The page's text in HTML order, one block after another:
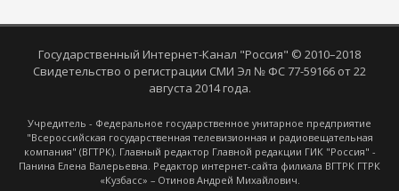
Государственный Интернет-Канал "Россия" © 2010–2018
Свидетельство о регистрации СМИ Эл № ФС 77-59166 от 22
августа 2014 года.
Учредитель - Федеральное государственное унитарное предприятие
"Всероссийская государственная телевизионная и радиовещательная
компания" (ВГТРК). Главный редактор Главной редакции ГИК "Россия" -
Панина Елена Валерьевна. Редактор интернет-сайта филиала ВГТРК ГТРК
«Кузбасс» – Отинов Андрей Михайлович.